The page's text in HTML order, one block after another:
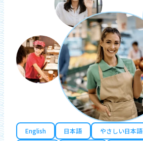
English 日本語 やさしい日本語